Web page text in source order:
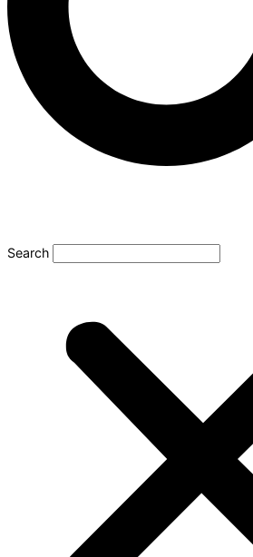
Search